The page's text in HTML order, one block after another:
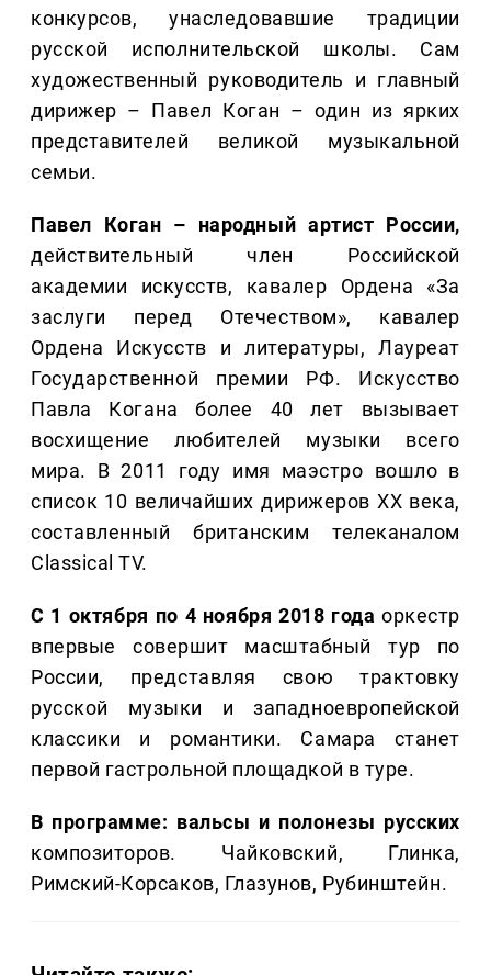
конкурсов, унаследовавшие традиции
русской исполнительской школы. Сам
художественный руководитель и главный
дирижер – Павел Коган – один из ярких
представителей великой музыкальной
семьи.
Павел Коган – народный артист России,
действительный член Российской
академии искусств, кавалер Ордена «За
заслуги перед Отечеством», кавалер
Ордена Искусств и литературы, Лауреат
Государственной премии РФ. Искусство
Павла Когана более 40 лет вызывает
восхищение любителей музыки всего
мира. В 2011 году имя маэстро вошло в
список 10 величайших дирижеров XX века,
составленный британским телеканалом
Classical TV.
С 1 октября по 4 ноября 2018 года оркестр
впервые совершит масштабный тур по
России, представляя свою трактовку
русской музыки и западноевропейской
классики и романтики. Самара станет
первой гастрольной площадкой в туре.
В программе: вальсы и полонезы русских
композиторов. Чайковский, Глинка,
Римский-Корсаков, Глазунов, Рубинштейн.